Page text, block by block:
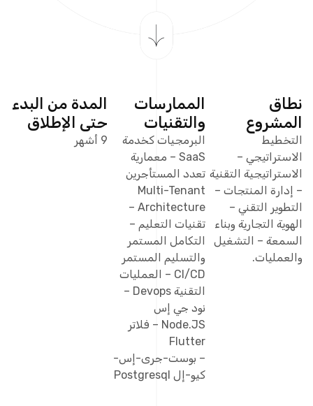
نطاق
المشروع
التخطيط
الاستراتيجي –
الاستراتيجية التقنية
– إدارة المنتجات –
التطوير التقني –
الهوية التجارية وبناء
السمعة – التشغيل
والعمليات.
الممارسات
والتقنيات
البرمجيات كخدمة
SaaS – معمارية
تعدد المستأجرين
Multi-Tenant
Architecture –
تقنيات التعليم –
التكامل المستمر
والتسليم المستمر
CI/CD – العمليات
التقنية Devops –
نود جي إس
Node.JS – فلاتر
Flutter
– بوست-جرى-إس-
كيو-إل Postgresql
المدة من البدء
حتى الإطلاق
9 أشهر